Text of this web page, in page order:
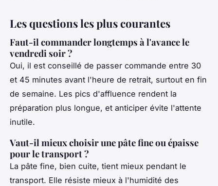
Les questions les plus courantes
Faut-il commander longtemps à l'avance le
vendredi soir ?
Oui, il est conseillé de passer commande entre 30
et 45 minutes avant l'heure de retrait, surtout en fin
de semaine. Les pics d'affluence rendent la
préparation plus longue, et anticiper évite l'attente
inutile.
Vaut-il mieux choisir une pâte fine ou épaisse
pour le transport ?
La pâte fine, bien cuite, tient mieux pendant le
transport. Elle résiste mieux à l'humidité des